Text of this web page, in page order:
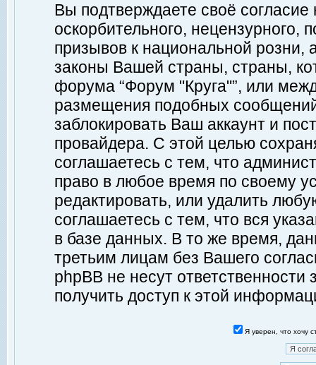
Вы подтверждаете своё
оскорбительного, нецензурного,
призывов к национальной
законы Вашей страны, страны,
форума “Форум "Круга"”, или
размещения подобных
заблокировать Ваш аккаунт и
провайдера. С этой целью
соглашаетесь с тем, что
право в любое время по своему
редактировать, или удалить
соглашаетесь с тем, что вся
в базе данных. В то же время,
третьим лицам без Вашего
phpBB не несут ответственности
получить доступ к этой
Я уверен, что хочу